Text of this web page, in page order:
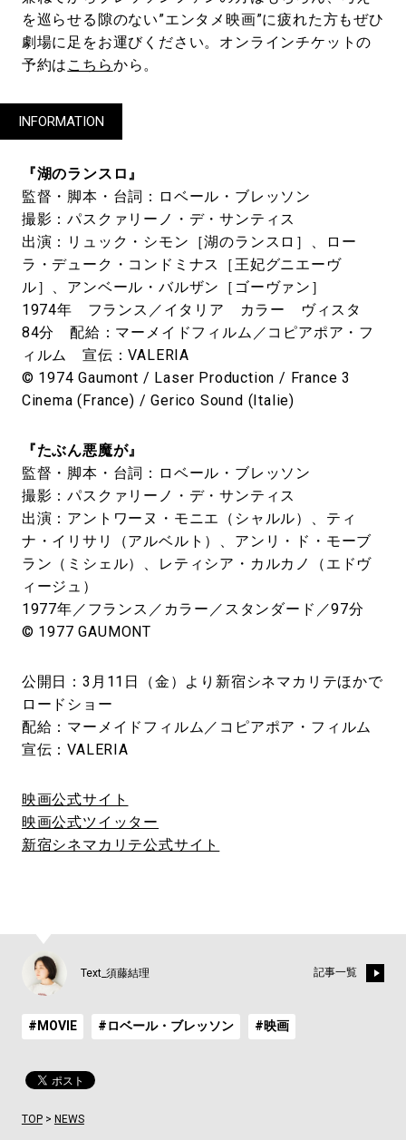
を巡らせる隙のない”エンタメ映画”に疲れた方もぜひ
劇場に足をお運びください。オンラインチケットの
予約は こちらから。
INFORMATION
『湖のランスロ』
監督・脚本・台詞：ロベール・ブレッソン
撮影：パスクァリーノ・デ・サンティス
出演：リュック・シモン［湖のランスロ］、ロー
ラ・デューク・コンドミナス［王妃グニエーヴ
ル］、アンベール・バルザン［ゴーヴァン］
1974年 フランス／イタリア カラー ヴィスタ
84分 配給：マーメイドフィルム／コピアポア・フ
ィルム 宣伝：VALERIA
© 1974 Gaumont / Laser Production / France 3
Cinema (France) / Gerico Sound (Italie)
『たぶん悪魔が』
監督・脚本・台詞：ロベール・ブレッソン
撮影：パスクァリーノ・デ・サンティス
出演：アントワーヌ・モニエ（シャルル）、ティ
ナ・イリサリ（アルベルト）、アンリ・ド・モーブ
ラン（ミシェル）、レティシア・カルカノ（エドヴ
ィージュ）
1977年／フランス／カラー／スタンダード／97分
© 1977 GAUMONT
公開日：3月11日（金）より新宿シネマカリテほかで
ロードショー
配給：マーメイドフィルム／コピアポア・フィルム
宣伝：VALERIA
映画公式サイト
映画公式ツイッター
新宿シネマカリテ公式サイト
Text_須藤結理 記事一覧
#MOVIE #ロベール・ブレッソン #映画
TOP> NEWS